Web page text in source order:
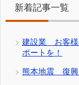
新着記事一覧
建設業 お客様
ポートを！
熊本地震 復興